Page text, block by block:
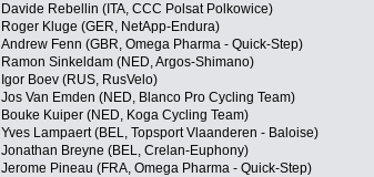
Davide Rebellin (ITA, CCC Polsat Polkowice)
Roger Kluge (GER, NetApp-Endura)
Andrew Fenn (GBR, Omega Pharma - Quick-Step)
Ramon Sinkeldam (NED, Argos-Shimano)
Igor Boev (RUS, RusVelo)
Jos Van Emden (NED, Blanco Pro Cycling Team)
Bouke Kuiper (NED, Koga Cycling Team)
Yves Lampaert (BEL, Topsport Vlaanderen - Baloise)
Jonathan Breyne (BEL, Crelan-Euphony)
Jerome Pineau (FRA, Omega Pharma - Quick-Step)